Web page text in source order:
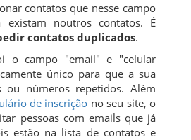
contatos que nesse campo
noutros contatos. É
contatos duplicados.
o campo "email" e "celular
único para que a sua
ou números repetidos. Além
de inscrição no seu site, o
pessoas com emails que já
estão na lista de contatos e